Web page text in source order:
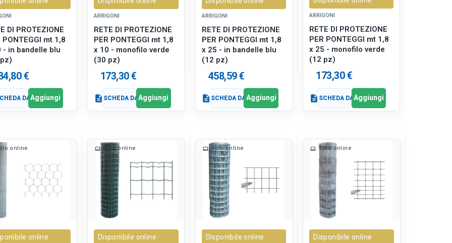
DI PROTEZIONE
PONTEGGI mt 1,8
- in bandelle blu
€
DATIAggiungi
ARRIGONI
RETE DI PROTEZIONE
PER PONTEGGI mt 1,8
x 10 - monofilo verde
(30 pz)
173,30 €
description SCHEDA DATIAggiungi
ARRIGONI
RETE DI PROTEZIONE
PER PONTEGGI mt 1,8
x 25 - in bandelle blu
(12 pz)
458,59 €
description SCHEDA DATIAggiungi
ARRIGONI
RETE DI PROTEZIONE
PER PONTEGGI mt 1,8
x 25 - monofilo verde
(12 pz)
173,30 €
description SCHEDA DATIAggiungi
online
online
Solo online
Disponibile online
Solo online
Disponibile online
Solo online
Disponibile online